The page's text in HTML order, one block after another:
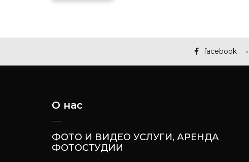
facebook
О нас
ФОТО И ВИДЕО УСЛУГИ, АРЕНДА
ФОТОСТУДИИ